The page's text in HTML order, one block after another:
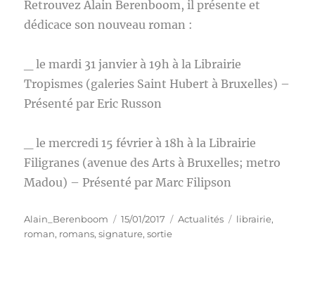
Retrouvez Alain Berenboom, il présente et
dédicace son nouveau roman :
_ le mardi 31 janvier à 19h à la Librairie
Tropismes (galeries Saint Hubert à Bruxelles) –
Présenté par Eric Russon
_ le mercredi 15 février à 18h à la Librairie
Filigranes (avenue des Arts à Bruxelles; metro
Madou) – Présenté par Marc Filipson
Auteur
Alain_Berenboom
Publié
le
15/01/2017 Catégories
Actualités Étiquettes
librairie,
roman, romans,signature,sortie